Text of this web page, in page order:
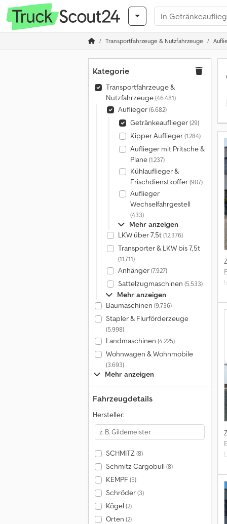
Transportfahrzeuge & Nutzfahrzeuge
Kategorie
Transportfahrzeuge &
Nutzfahrzeuge(46.481)
Auflieger(6.682)
Getränkeauflieger(29)
Kipper Auflieger(1.284)
Auflieger mit Pritsche &
Plane(1.237)
Kühlauflieger &
Frischdienstkoffer(907)
Auflieger
Wechselfahrgestell
(433)
Mehr anzeigen
LKW über 7,5t(12.376)
Transporter & LKW bis 7,5t
(11.711)
Anhänger(7.927)
Sattelzugmaschinen (5.533)
Mehr anzeigen
Baumaschinen (9.736)
Stapler & Flurförderzeuge
(5.998)
Landmaschinen (4.225)
Wohnwagen & Wohnmobile
(3.693)
Mehr anzeigen
Fahrzeugdetails
Hersteller:
SCHMITZ(8)
Schmitz Cargobull (8)
KEMPF (5)
Schröder(3)
Kögel (2)
Orten (2)